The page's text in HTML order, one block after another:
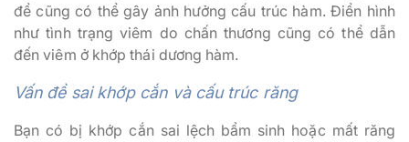
để cũng có thể gây ảnh hưởng cấu trúc hàm. Điển hình
như tình trạng viêm do chấn thương cũng có thể dẫn
đến viêm ở khớp thái dương hàm.
Vấn đề sai khớp cắn và cấu trúc răng
Bạn có bị khớp cắn sai lệch bẩm sinh hoặc mất răng